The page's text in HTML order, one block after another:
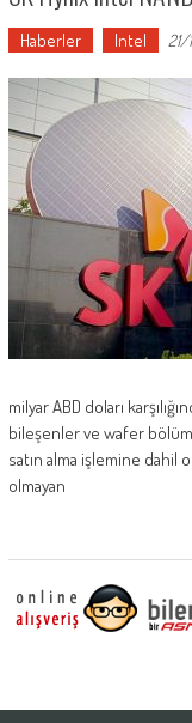
Haberler Intel
milyar ABD doları
bileşenler ve wafer
satın alma işlemine dahil
olmayan